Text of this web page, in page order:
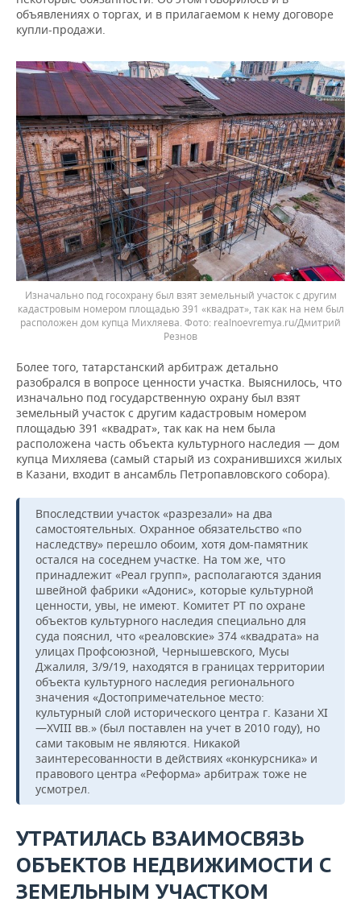
объявлениях о торгах, и в прилагаемом к нему договоре
купли-продажи.
Изначально под госохрану был взят земельный участок с другим
кадастровым номером площадью 391 «квадрат», так как на нем был
расположен дом купца Михляева.
realnoevremya.ru/Дмитрий
Резнов
Более того, татарстанский арбитраж детально
разобрался в вопросе ценности участка. Выяснилось, что
изначально под государственную охрану был взят
земельный участок с другим кадастровым номером
площадью 391 «квадрат», так как на нем была
расположена часть объекта культурного наследия — дом
купца Михляева (самый старый из сохранившихся жилых
в Казани, входит в ансамбль Петропавловского собора).
Впоследствии участок «разрезали» на два
самостоятельных. Охранное обязательство «по
наследству» перешло обоим, хотя дом-памятник
остался на соседнем участке. На том же, что
принадлежит «Реал групп», располагаются здания
швейной фабрики «Адонис», которые культурной
ценности, увы, не имеют. Комитет РТ по охране
объектов культурного наследия специально для
суда пояснил, что «реаловские» 374 «квадрата» на
улицах Профсоюзной, Чернышевского, Мусы
Джалиля, 3/9/19, находятся в границах территории
объекта культурного наследия регионального
значения «Достопримечательное место:
культурный слой исторического центра г. Казани XI
—XVIII вв.» (был поставлен на учет в 2010 году), но
сами таковым не являются. Никакой
заинтересованности в действиях «конкурсника» и
правового центра «Реформа» арбитраж тоже не
усмотрел.
УТРАТИЛАСЬ ВЗАИМОСВЯЗЬ
ОБЪЕКТОВ НЕДВИЖИМОСТИ С
ЗЕМЕЛЬНЫМ УЧАСТКОМ